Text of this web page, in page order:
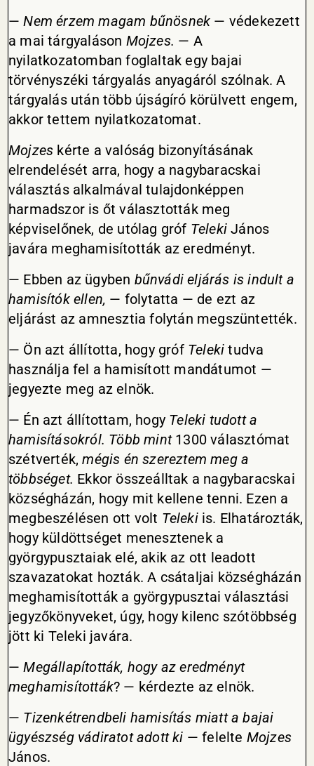
—Nem érzem magam bűnösnek — védekezett
a mai tárgyaláson Mojzes. — A
nyilatkozatomban foglaltak egy bajai
törvényszéki tárgyalás anyagáról szólnak. A
tárgyalás után több újságíró körülvett engem,
akkor tettem nyilatkozatomat.
Mojzes kérte a valóság bizonyításának
elrendelését arra, hogy a nagybaracskai
választás alkalmával tulajdonképpen
harmadszor is őt választották meg
képviselőnek, de utólag gróf Teleki János
javára meghamisították az eredményt.
— Ebben az ügyben bűnvádi eljárás is indult a
hamisítók ellen, — folytatta — de ezt az
eljárást az amnesztia folytán megszüntették.
— Ön azt állította, hogy gróf Teleki tudva
használja fel a hamisított mandátumot —
jegyezte meg az elnök.
— Én azt állítottam, hogy Teleki tudott a
hamisításokról. Több mint 1300 választómat
szétverték,mégis én szereztem meg a
többséget. Ekkor összeálltak a nagybaracskai
községházán, hogy mit kellene tenni. Ezen a
megbeszélésen ott volt Teleki is. Elhatározták,
hogy küldöttséget menesztenek a
györgypusztaiak elé, akik az ott leadott
szavazatokat hozták. A csátaljai községházán
meghamisították a györgypusztai választási
jegyzőkönyveket, úgy, hogy kilenc szótöbbség
jött ki Teleki javára.
—Megállapították, hogy az eredményt
meghamisították? — kérdezte az elnök.
— Tizenkétrendbeli hamisítás miatt a bajai
ügyészség vádiratot adott ki — felelte Mojzes
János.